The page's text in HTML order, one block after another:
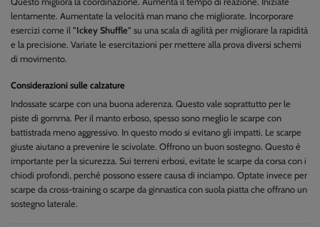
lentamente. Aumentate la velocità man mano che migliorate. Incorporare
esercizi come il "Ickey Shuffle" su una scala di agilità per migliorare la rapidità
e la precisione. Variate le esercitazioni per mettere alla prova diversi schemi
di movimento.
Considerazioni sulle calzature
Indossate scarpe con una buona aderenza. Questo vale soprattutto per le
piste di gomma. Per il manto erboso, spesso sono meglio le scarpe con
battistrada meno aggressivo. In questo modo si evitano gli impatti. Le scarpe
giuste aiutano a prevenire le scivolate. Offrono un buon sostegno. Questo è
importante per la sicurezza. Sui terreni erbosi, evitate le scarpe da corsa con i
chiodi profondi, perché possono essere causa di inciampo. Optate invece per
scarpe da cross-training o scarpe da ginnastica con suola piatta che offrano un
sostegno laterale.